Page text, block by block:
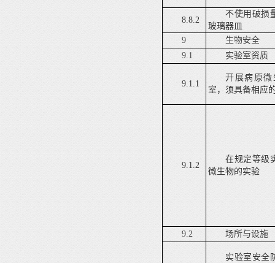
8.8.2
不使用破损
玻璃器皿
9
生物安全
9.1
实验室资质
9.1.1
开展病原
室，须具备相应
9.1.2
在规定等级
微生物的实验
9.2 场所与设施
实验室安全